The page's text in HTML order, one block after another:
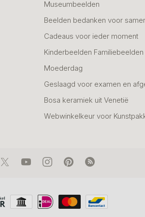
Museumbeelden
Beelden bedanken voor
Cadeaus voor ieder moment
Kinderbeelden Familiebeelden
Moederdag
Geslaagd voor examen en
Bosa keramiek uit Venetië
Webwinkelkeur voor